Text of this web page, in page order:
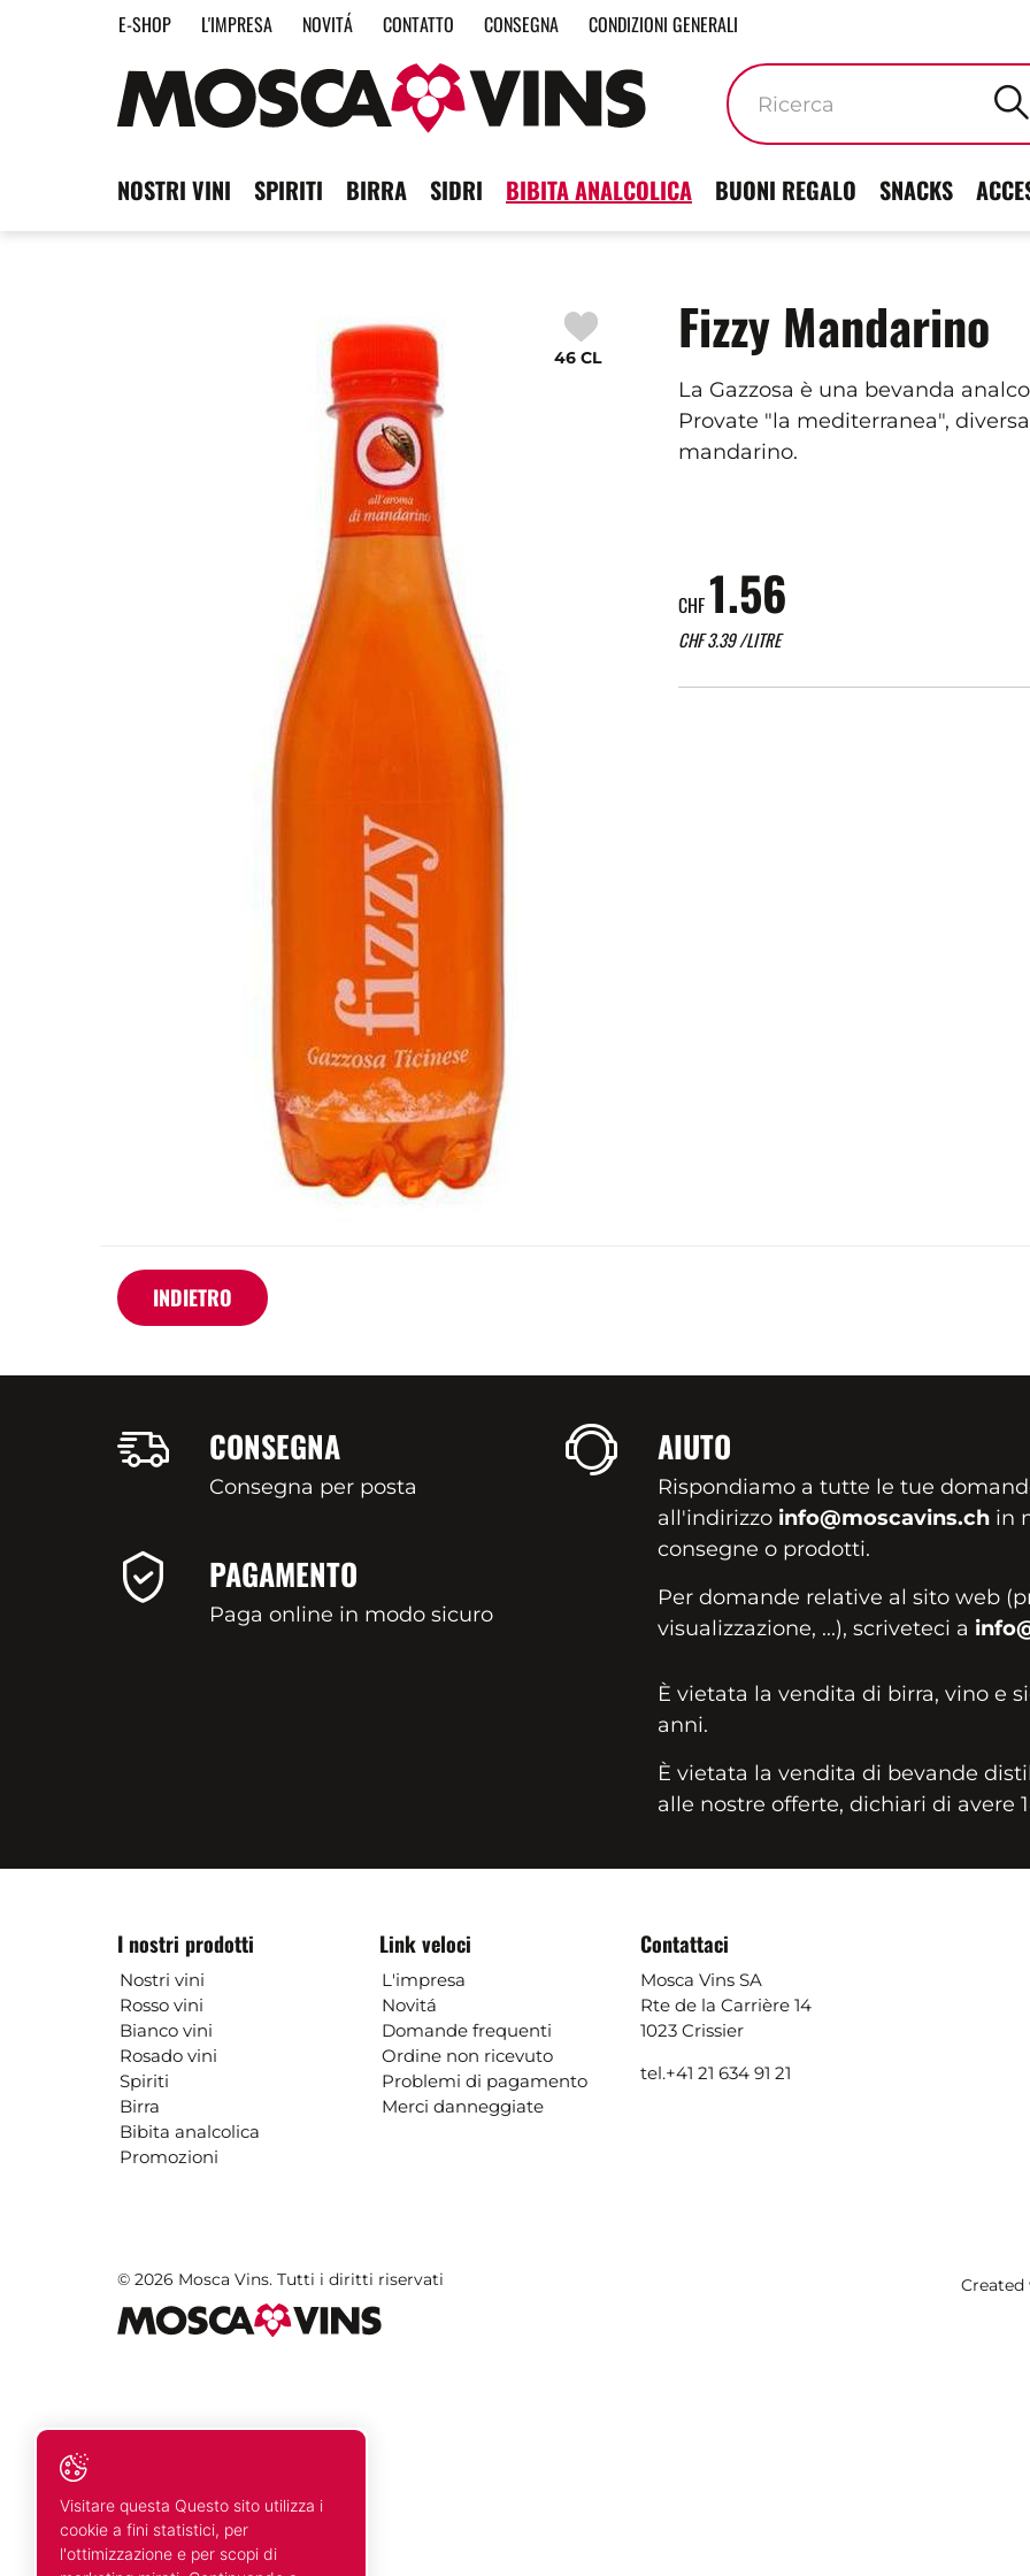
E-SHOP L'IMPRESA NOVITÁ CONTATTO CONSEGNA CONDIZIONI GENERALI
NOSTRI VINI SPIRITI BIRRA SIDRI BIBITA ANALCOLICA BUONI REGALO SNACKS
Parole
chiave
46 CL Fizzy Mandarino
La Gazzosa è una bevanda
Provate "la mediterranea",
mandarino.
CHF1.56
CHF3.39/LITRE
INDIETRO
CONSEGNA
Consegna per posta
PAGAMENTO
Paga online in modo sicuro
AIUTO
Rispondiamo a tutte le tue
all'indirizzo info@moscavins.ch in
consegne o prodotti.
Per domande relative al sito web
visualizzazione, ...), scriveteci a
È vietata la vendita di birra, vino e
anni.
È vietata la vendita di bevande
alle nostre offerte, dichiari di avere
I nostri prodotti
Nostri vini
Rosso vini
Bianco vini
Rosado vini
Spiriti
Birra
Bibita analcolica
Promozioni
Link veloci
L'impresa
Novitá
Domande frequenti
Ordine non ricevuto
Problemi di pagamento
Merci danneggiate
Contattaci
Mosca Vins SA
Rte de la Carrière 14
1023 Crissier
tel.+41 21 634 91 21
© 2026 Mosca Vins. Tutti i diritti riservati
Visitare questa Questo sito utilizza i
cookie a fini statistici, per
l'ottimizzazione e per scopi di